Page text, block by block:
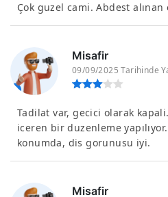
Çok guzel cami. Abdest
Misafir
09/09/2025 Tarihinde
Tadilat var, gecici olarak
iceren bir duzenleme
konumda, dis gorunusu iyi.
Misafir